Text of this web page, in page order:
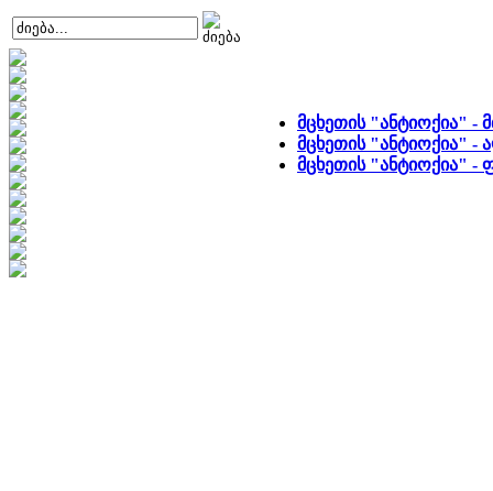
მცხეთის "ანტიოქია" -
მცხეთის "ანტიოქია" -
მცხეთის "ანტიოქია"